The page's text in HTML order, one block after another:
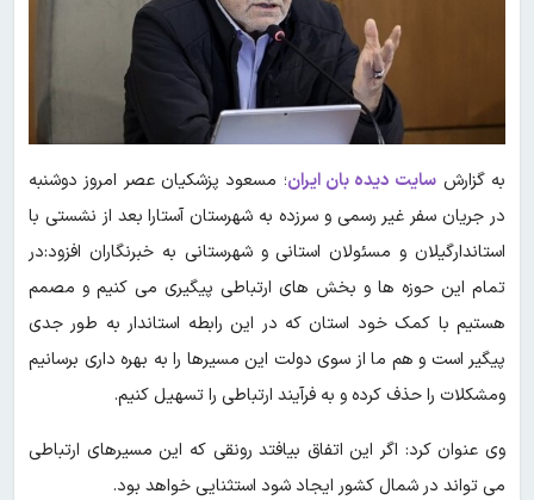
به گزارش سایت دیده بان ایران؛ مسعود پزشکیان عصر امروز دوشنبه
در جریان سفر غیر رسمی و سرزده به شهرستان آستارا بعد از نشستی با
استاندارگیلان و مسئولان استانی و شهرستانی به خبرنگاران افزود:در
تمام این حوزه ها و بخش های ارتباطی پیگیری می کنیم و مصمم
هستیم با کمک خود استان که در این رابطه استاندار به طور جدی
پیگیر است و هم ما از سوی دولت این مسیرها را به بهره داری برسانیم
ومشکلات را حذف کرده و به فرآیند ارتباطی را تسهیل کنیم.
وی عنوان کرد: اگر این اتفاق بیافتد رونقی که این مسیرهای ارتباطی
می تواند در شمال کشور ایجاد شود استثنایی خواهد بود.